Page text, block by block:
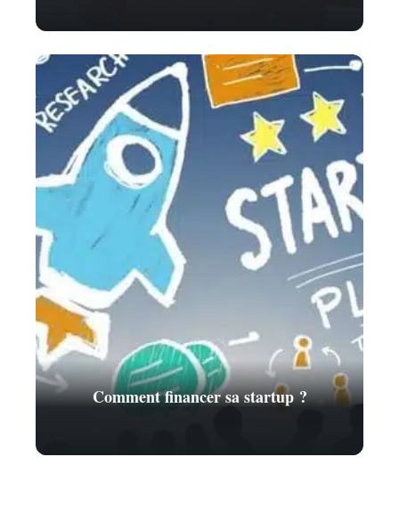
Comment financer sa startup ?